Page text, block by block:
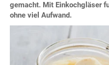
gemacht. Mit Einkochgläser
ohne viel Aufwand.